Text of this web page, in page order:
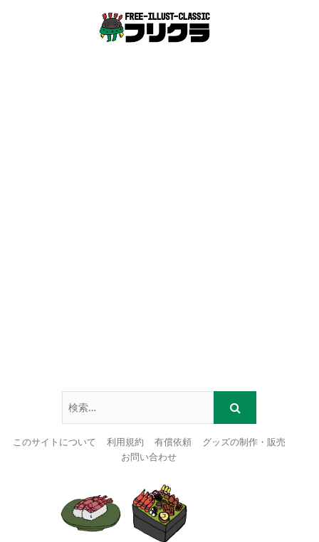
このサイトについて 利用規約 有償依頼
グッズの制作・販売
お問い合わせ
content